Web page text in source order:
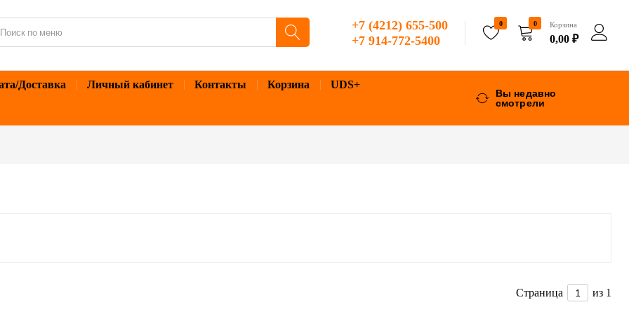
+7 (4212) 655-500
+7 914-772-5400
0 0 Корзина
0,00 ₽
Доставка Личный кабинет Контакты Корзина UDS+
Вы недавно
смотрели
Страница из 1